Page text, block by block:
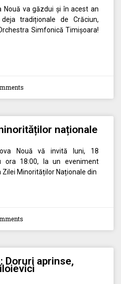
Nouă va găzdui și în acest an
tradiționale de Crăciun,
Simfonică Timișoara!
naționale
Nouă vă invită luni, 18
ora 18:00, la un eveniment
Minorităților Naționale din
Doruri aprinse,